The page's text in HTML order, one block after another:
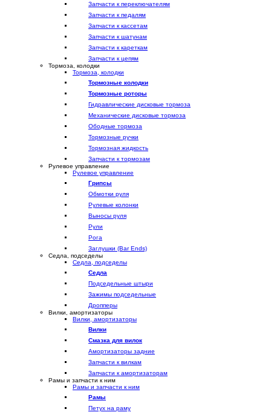
Запчасти к переключателям
Запчасти к педалям
Запчасти к кассетам
Запчасти к шатунам
Запчасти к кареткам
Запчасти к цепям
Тормоза, колодки
Тормоза, колодки
Тормозные колодки
Тормозные роторы
Гидравлические дисковые тормоза
Механические дисковые тормоза
Ободные тормоза
Тормозные ручки
Тормозная жидкость
Запчасти к тормозам
Рулевое управление
Рулевое управление
Грипсы
Обмотки руля
Рулевые колонки
Выносы руля
Рули
Рога
Заглушки (Bar Ends)
Седла, подседелы
Седла, подседелы
Седла
Подседельные штыри
Зажимы подседельные
Дропперы
Вилки, амортизаторы
Вилки, амортизаторы
Вилки
Смазка для вилок
Амортизаторы задние
Запчасти к вилкам
Запчасти к амортизаторам
Рамы и запчасти к ним
Рамы и запчасти к ним
Рамы
Петух на раму